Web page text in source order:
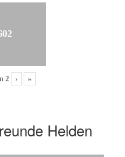
2 › »
Helden